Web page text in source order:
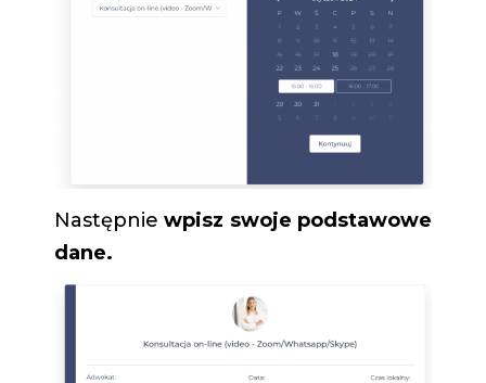
Następniewpisz swoje podstawowe
dane.